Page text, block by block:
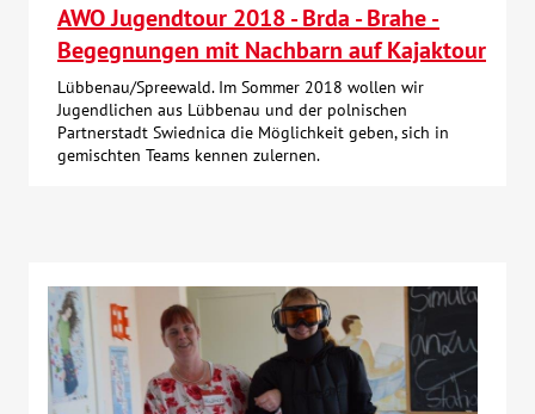
AWO Jugendtour 2018 - Brda - Brahe -
Begegnungen mit Nachbarn auf Kajaktour
Lübbenau/Spreewald. Im Sommer 2018 wollen wir
Jugendlichen aus Lübbenau und der polnischen
Partnerstadt Swiednica die Möglichkeit geben, sich in
gemischten Teams kennen zulernen.